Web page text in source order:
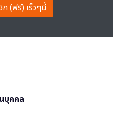
(ฟรี) เร็วๆนี้
บุคคล